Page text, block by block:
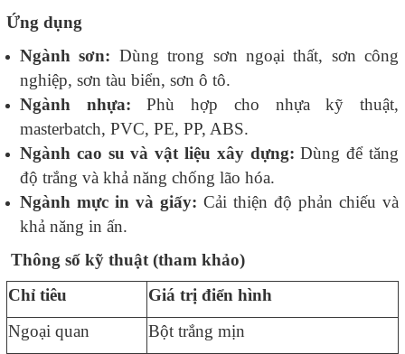
Ứng dụng
Ngành sơn: Dùng trong sơn ngoại thất, sơn công
nghiệp, sơn tàu biển, sơn ô tô.
Ngành nhựa: Phù hợp cho nhựa kỹ thuật,
masterbatch, PVC, PE, PP, ABS.
Ngành cao su và vật liệu xây dựng: Dùng để tăng
độ trắng và khả năng chống lão hóa.
Ngành mực in và giấy: Cải thiện độ phản chiếu và
khả năng in ấn.
Thông số kỹ thuật (tham khảo)
Chỉ tiêu
Giá trị điển hình
Ngoại quan
Bột trắng mịn